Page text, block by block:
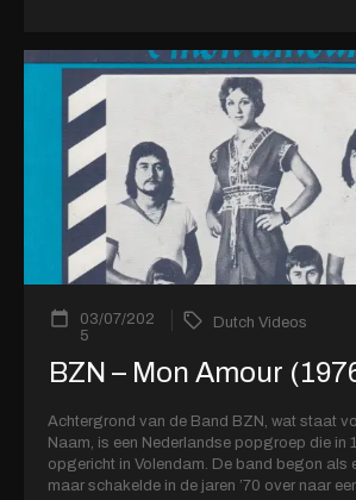
03/07/202
5
Dutch Videos
BZN – Mon Amour
Achtergrond van de Band BZN, wat staat
Naam, is een Nederlandse popgroep die in
opgericht in Volendam. De band begon als
maar schakelde in de jaren ’70 over naar